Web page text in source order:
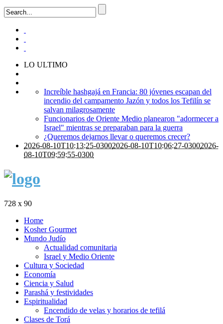
LO ULTIMO
Increíble hashgajá en Francia: 80 jóvenes escapan del
incendio del campamento Jazón y todos los Tefilín se
salvan milagrosamente
Funcionarios de Oriente Medio planearon "adormecer a
Israel" mientras se preparaban para la guerra
¿Queremos dejarnos llevar o queremos crecer?
2026-08-10T10:13:25-03002026-08-10T10:06:27-03002026-
08-10T09:59:55-0300
728 x 90
Home
Kosher Gourmet
Mundo Judío
Actualidad comunitaria
Israel y Medio Oriente
Cultura y Sociedad
Economía
Ciencia y Salud
Parashá y festividades
Espiritualidad
Encendido de velas y horarios de tefilá
Clases de Torá